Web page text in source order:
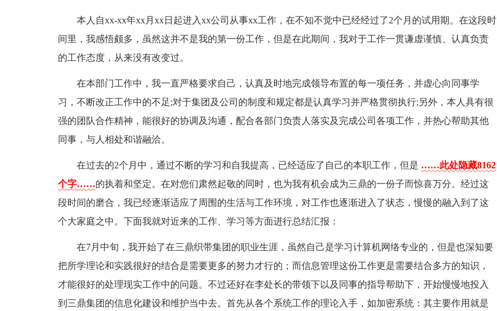
本人自xx-xx年xx月xx日起进入xx公司从事xx工作，在不知不觉中已经经过了2个月的试用期。在这段时
间里，我感悟颇多，虽然这并不是我的第一份工作，但是在此期间，我对于工作一贯谦虚谨慎、认真负责
的工作态度，从来没有改变过。
在本部门工作中，我一直严格要求自己，认真及时地完成领导布置的每一项任务，并虚心向同事学
习，不断改正工作中的不足;对于集团及公司的制度和规定都是认真学习并严格贯彻执行;另外，本人具有很
强的团队合作精神，能很好的协调及沟通，配合各部门负责人落实及完成公司各项工作，并热心帮助其他
同事，与人相处和谐融洽。
在过去的2个月中，通过不断的学习和自我提高，已经适应了自己的本职工作，但是 ……此处隐藏8162
个字……的执着和坚定。在对您们肃然起敬的同时，也为我有机会成为三鼎的一份子而惊喜万分。经过这
段时间的磨合，我已经逐渐适应了周围的生活与工作环境，对工作也逐渐进入了状态，慢慢的融入到了这
个大家庭之中。下面我就对近来的工作、学习等方面进行总结汇报：
在7月中旬，我开始了在三鼎织带集团的职业生涯，虽然自己是学习计算机网络专业的，但是也深知要
把所学理论和实践很好的结合是需要更多的努力才行的；而信息管理这份工作更是需要结合多方的知识，
才能很好的处理现实工作中的问题。不过还好在李处长的带领下以及同事的指导帮助下，开始慢慢地投入
到三鼎集团的信息化建设和维护当中去。首先从各个系统工作的理论入手，如加密系统：其主要作用就是